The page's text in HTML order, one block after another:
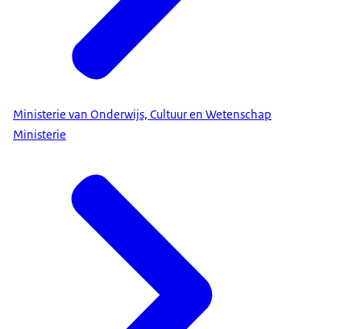
Ministerie van Onderwijs, Cultuur en Wetenschap
Ministerie